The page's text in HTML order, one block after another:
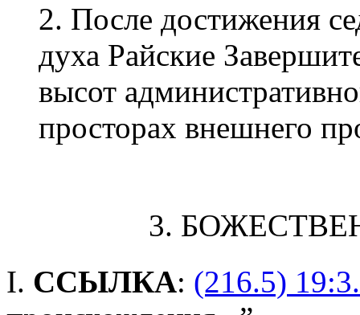
2. После достижения
духа Райские
высот
просторах внешнего
3.
I. ССЫЛКА: (216.5)